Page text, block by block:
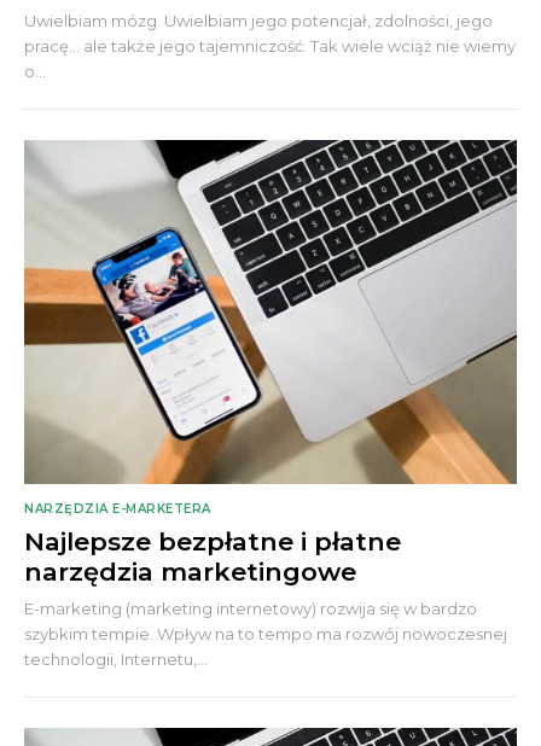
Uwielbiam mózg. Uwielbiam jego potencjał, zdolności, jego
pracę... ale także jego tajemniczość. Tak wiele wciąż nie wiemy
o...
NARZĘDZIA E-MARKETERA
Najlepsze bezpłatne i płatne
narzędzia marketingowe
E-marketing (marketing internetowy) rozwija się w bardzo
szybkim tempie. Wpływ na to tempo ma rozwój nowoczesnej
technologii, Internetu,...